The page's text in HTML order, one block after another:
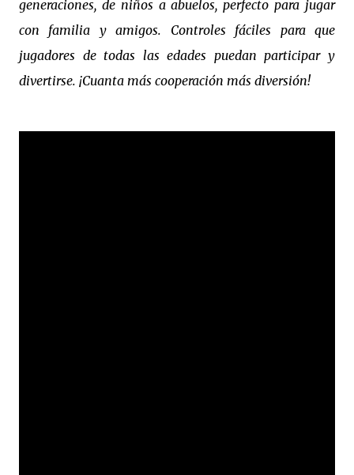
generaciones, de niños a abuelos, perfecto para jugar
con familia y amigos. Controles fáciles para que
jugadores de todas las edades puedan participar y
divertirse. ¡Cuanta más cooperación más diversión!